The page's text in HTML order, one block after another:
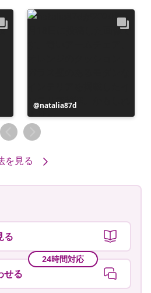
投
稿
者
natalia87d
を見る
る
24時間対応
せる